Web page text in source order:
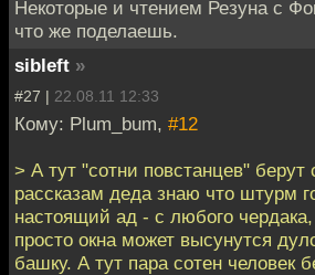
Некоторые и чтением Резуна с
что же поделаешь.
sibleft »
#27 | 22.08.11 12:33
Кому: Plum_bum, #12
> А тут "сотни повстанцев"
рассказам деда знаю что штурм
настоящий ад - с любого
просто окна может высунутся
башку. А тут пара сотен человек